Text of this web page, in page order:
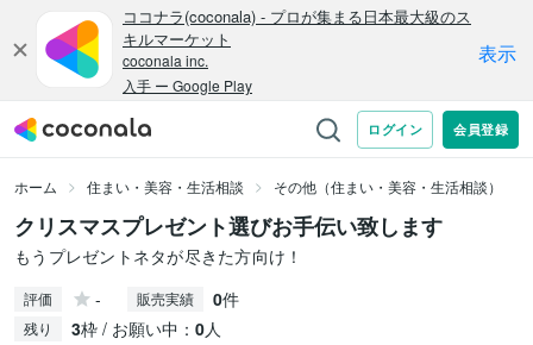
ホーム 住まい・美容・生活相談 その他（住まい・美容・生活相談）
クリスマスプレゼント選びお手伝い致します
もうプレゼントネタが尽きた方向け！
評価 - 販売実績 0件
残り 3枠 / お願い中： 0人